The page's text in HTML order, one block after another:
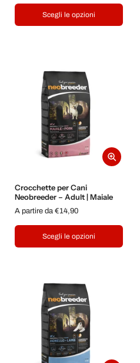
Scegli le opzioni
Crocchette per Cani
Neobreeder – Adult | Maiale
A partire da €14,90
Scegli le opzioni